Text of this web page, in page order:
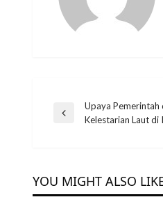
Post
Previous
Upaya
Kelestarian Laut di
YOU MIGHT ALSO